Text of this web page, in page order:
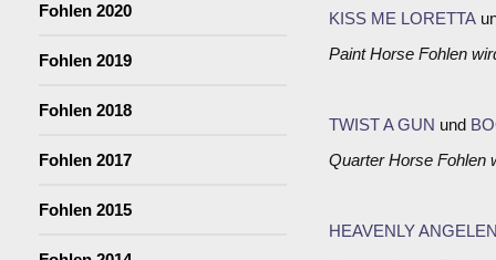
Fohlen 2020
Fohlen 2019
Fohlen 2018
Fohlen 2017
Fohlen 2015
KISS ME LORETTA
Paint Horse Fohlen
TWIST A GUN und
Quarter Horse Fohlen
HEAVENLY